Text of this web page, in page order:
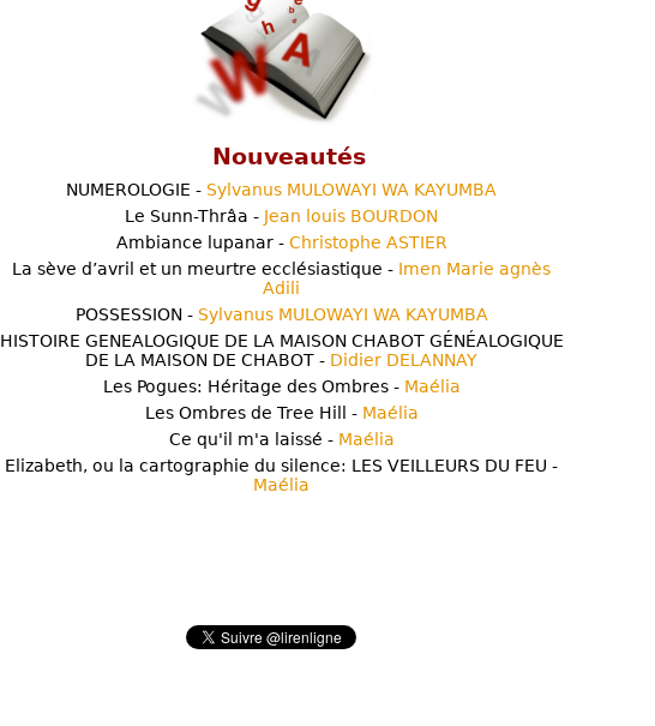
Nouveautés
NUMEROLOGIE - Sylvanus MULOWAYI WA KAYUMBA
Le Sunn-Thrâa - Jean louis BOURDON
Ambiance lupanar - Christophe ASTIER
La sève d’avril et un meurtre ecclésiastique - Imen Marie agnès
Adili
POSSESSION - Sylvanus MULOWAYI WA KAYUMBA
HISTOIRE GENEALOGIQUE DE LA MAISON CHABOT GÉNÉALOGIQUE
DE LA MAISON DE CHABOT - Didier DELANNAY
Les Pogues: Héritage des Ombres - Maélia
Les Ombres de Tree Hill - Maélia
Ce qu'il m'a laissé - Maélia
Elizabeth, ou la cartographie du silence: LES VEILLEURS DU FEU -
Maélia